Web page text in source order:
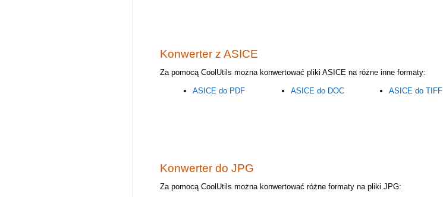
Konwerter z ASICE
Za pomocą CoolUtils można konwertować pliki ASICE na różne inne formaty:
ASICE do PDF ASICE do DOC ASICE do TIFF
Konwerter do JPG
Za pomocą CoolUtils można konwertować różne formaty na pliki JPG: